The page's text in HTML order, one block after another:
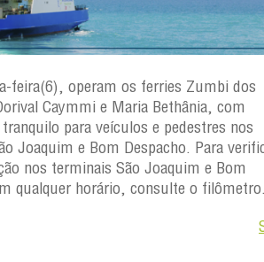
feira(6), operam os ferries Zumbi dos
Caymmi e Maria Bethânia, com
para veículos e pedestres nos
Joaquim e Bom Despacho. Para
nos terminais São Joaquim e Bom
qualquer horário, consulte o